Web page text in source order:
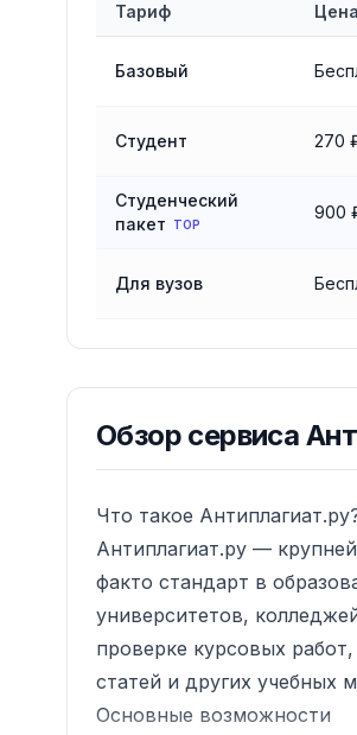
Тариф Цена
Базовый
Студент 270
Студенческий
пакет
TOP
900
Для вузов
Обзор сервиса
Что такое
Антиплагиат.ру —
факто стандарт в
университетов,
проверке курсовых
статей и других учебных
Основные возможности